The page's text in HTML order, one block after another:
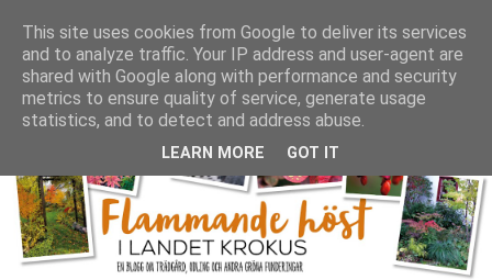
This site uses cookies from Google to deliver its services
and to analyze traffic. Your IP address and user-agent are
shared with Google along with performance and security
metrics to ensure quality of service, generate usage
statistics, and to detect and address abuse.
LEARN MORE GOT IT